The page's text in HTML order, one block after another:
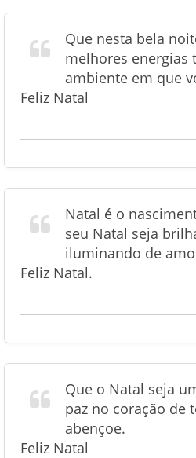
Que nesta bela
melhores energias
ambiente em que
Feliz Natal
Natal é o
seu Natal seja
iluminando de
Feliz Natal.
Que o Natal seja
paz no coração de
abençoe.
Feliz Natal